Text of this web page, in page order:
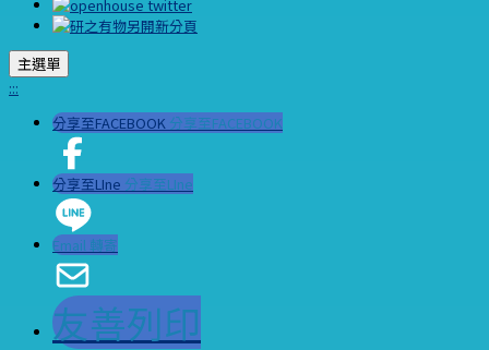
主選單
:::
分享至FACEBOOK 分享至FACEBOOK
分享至LIne 分享至LIne
Email 轉寄
友善列印